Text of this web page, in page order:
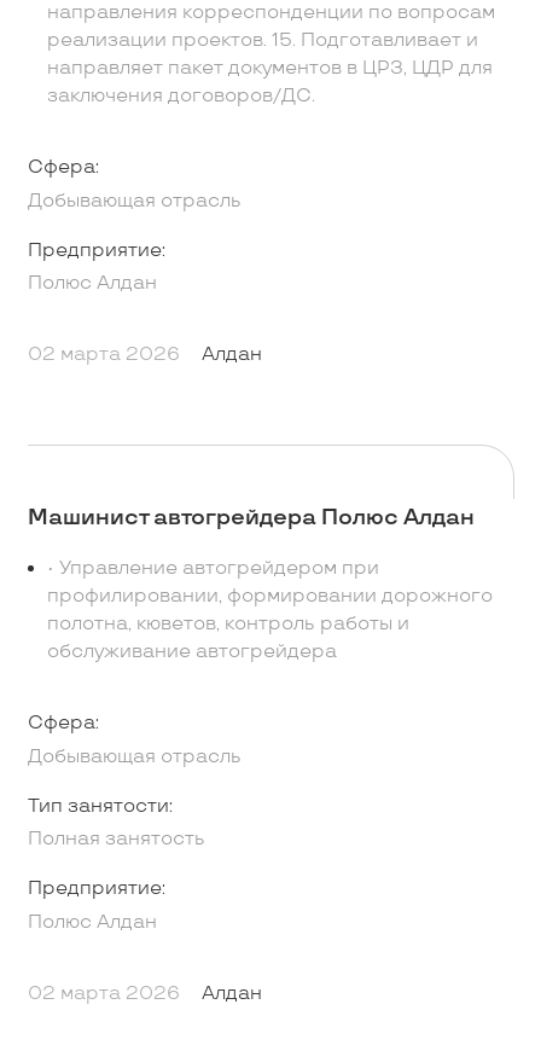
направления корреспонденции по вопросам
реализации проектов. 15. Подготавливает и
направляет пакет документов в ЦРЗ, ЦДР для
заключения договоров/ДС.
Сфера:
Добывающая отрасль
Предприятие:
Полюс Алдан
02 марта 2026 Алдан
Машинист автогрейдера Полюс Алдан
• Управление автогрейдером при
профилировании, формировании дорожного
полотна, кюветов, контроль работы и
обслуживание автогрейдера
Сфера:
Добывающая отрасль
Тип занятости:
Полная занятость
Предприятие:
Полюс Алдан
02 марта 2026 Алдан